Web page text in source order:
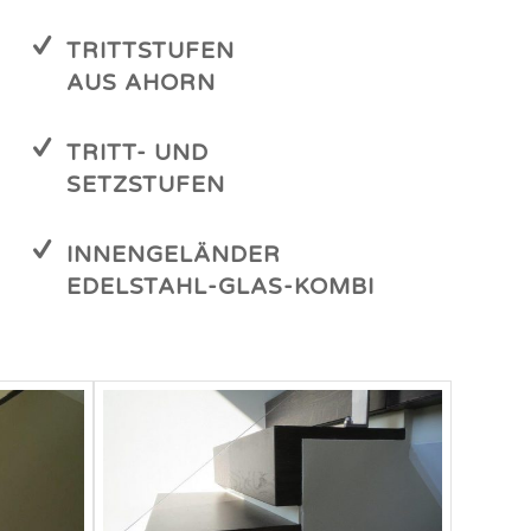
TRITTSTUFEN
AUS AHORN
TRITT- UND
SETZSTUFEN
INNENGELÄNDER
EDELSTAHL-GLAS-KOMBI